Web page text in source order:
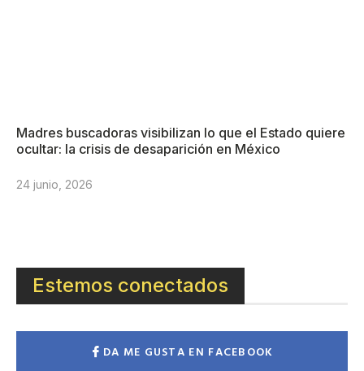
Madres buscadoras visibilizan lo que el Estado quiere
ocultar: la crisis de desaparición en México
24 junio, 2026
Estemos conectados
DA ME GUSTA EN FACEBOOK